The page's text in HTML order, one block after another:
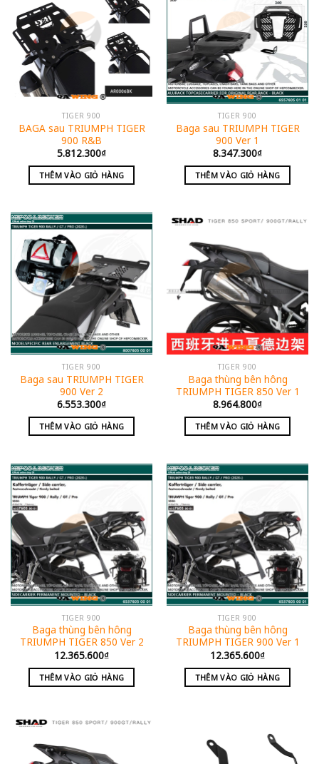
TIGER 900
BAGA sau TRIUMPH TIGER
900 R&B
5.812.300₫
THÊM VÀO GIỎ HÀNG
TIGER 900
Baga sau TRIUMPH TIGER
900 Ver 1
8.347.300₫
THÊM VÀO GIỎ HÀNG
TIGER 900
Baga sau TRIUMPH TIGER
900 Ver 2
6.553.300₫
THÊM VÀO GIỎ HÀNG
TIGER 900
Baga thùng bên hông
TRIUMPH TIGER 850 Ver 1
8.964.800₫
THÊM VÀO GIỎ HÀNG
TIGER 900
Baga thùng bên hông
TRIUMPH TIGER 850 Ver 2
12.365.600₫
THÊM VÀO GIỎ HÀNG
TIGER 900
Baga thùng bên hông
TRIUMPH TIGER 900 Ver 1
12.365.600₫
THÊM VÀO GIỎ HÀNG